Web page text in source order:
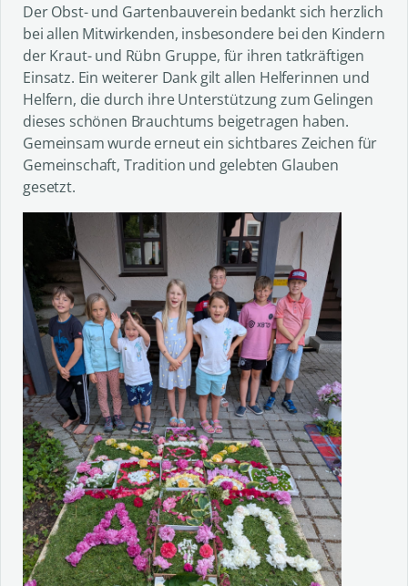
Der Obst- und Gartenbauverein bedankt sich herzlich
bei allen Mitwirkenden, insbesondere bei den Kindern
der Kraut- und Rübn Gruppe, für ihren tatkräftigen
Einsatz. Ein weiterer Dank gilt allen Helferinnen und
Helfern, die durch ihre Unterstützung zum Gelingen
dieses schönen Brauchtums beigetragen haben.
Gemeinsam wurde erneut ein sichtbares Zeichen für
Gemeinschaft, Tradition und gelebten Glauben
gesetzt.